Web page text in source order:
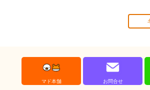
マド本舗 お問合せ